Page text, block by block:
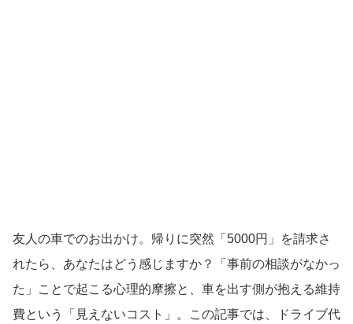
友人の車でのお出かけ。帰りに突然「5000円」を請求さ
れたら、あなたはどう感じますか？「事前の相談がなかっ
た」ことで起こる心理的摩擦と、車を出す側が抱える維持
費という「見えないコスト」。この記事では、ドライブ代